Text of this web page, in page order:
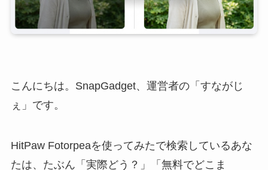
こんにちは。SnapGadget、運営者の「すながじ
ぇ」です。
HitPaw Fotorpeaを使ってみたで検索しているあな
たは、たぶん「実際どう？」「無料でどこま